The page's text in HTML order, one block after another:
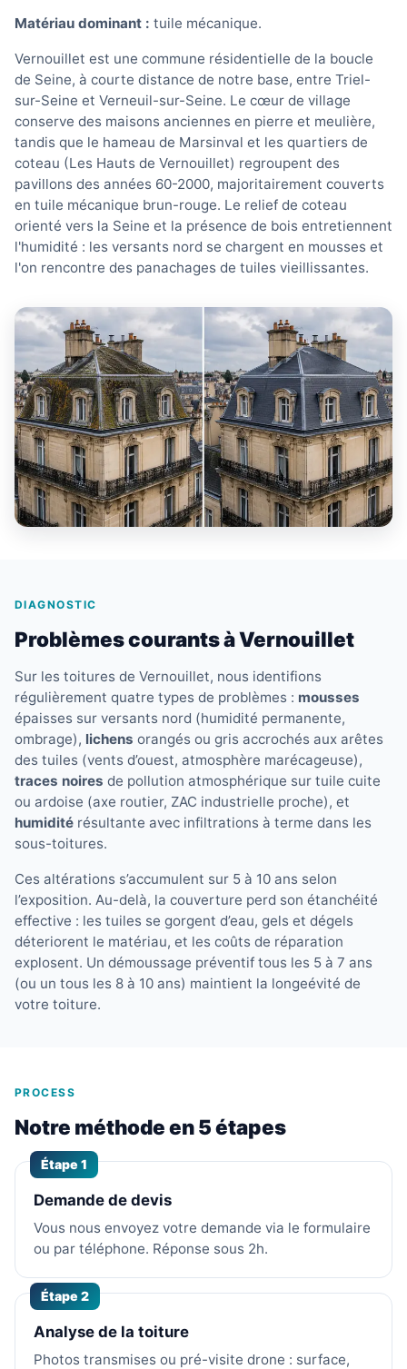
Matériau dominant : tuile mécanique.
Vernouillet est une commune résidentielle de la boucle
de Seine, à courte distance de notre base, entre Triel-
sur-Seine et Verneuil-sur-Seine. Le cœur de village
conserve des maisons anciennes en pierre et meulière,
tandis que le hameau de Marsinval et les quartiers de
coteau (Les Hauts de Vernouillet) regroupent des
pavillons des années 60-2000, majoritairement couverts
en tuile mécanique brun-rouge. Le relief de coteau
orienté vers la Seine et la présence de bois entretiennent
l'humidité : les versants nord se chargent en mousses et
l'on rencontre des panachages de tuiles vieillissantes.
DIAGNOSTIC
Problèmes courants à Vernouillet
Sur les toitures de Vernouillet, nous identifions
régulièrement quatre types de problèmes : mousses
épaisses sur versants nord (humidité permanente,
ombrage), lichens orangés ou gris accrochés aux arêtes
des tuiles (vents d’ouest, atmosphère marécageuse),
traces noires de pollution atmosphérique sur tuile cuite
ou ardoise (axe routier, ZAC industrielle proche), et
humidité résultante avec infiltrations à terme dans les
sous-toitures.
Ces altérations s’accumulent sur 5 à 10 ans selon
l’exposition. Au-delà, la couverture perd son étanchéité
effective : les tuiles se gorgent d’eau, gels et dégels
déteriorent le matériau, et les coûts de réparation
explosent. Un démoussage préventif tous les 5 à 7 ans
(ou un tous les 8 à 10 ans) maintient la longeévité de
votre toiture.
PROCESS
Notre méthode en 5 étapes
Étape 1
Demande de devis
Vous nous envoyez votre demande via le formulaire
ou par téléphone. Réponse sous 2h.
Étape 2
Analyse de la toiture
Photos transmises ou pré-visite drone : surface,